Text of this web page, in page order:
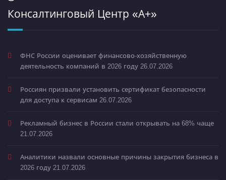
Консалтинговый Центр «А+»
ФНС России оценивает финансово-хозяйственную
деятельность компаний в 2026 году 26.07.2026
Россиян призвали установить сертификат безопасности
для доступа к сервисам 26.07.2026
Рекламный бизнес в России стали открывать на 68% чаще
21.07.2026
Аналитики назвали основные причины закрытия бизнеса в
2026 году 21.07.2026